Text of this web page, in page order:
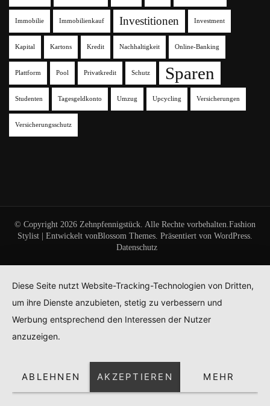
Immobilie Immobilienkauf Investitionen Investment
Kapital Kartons Kredit Nachhaltigkeit Online-Banking
Plattform Pool Privatkredit Schutz Sparen
Studenten Tagesgeldkonto Umzug Upcycling Versicherungen
Versicherungsschutz
© Copyright 2026 Zehnpfennigstück. Alle Rechte vorbehalten.Fashion
Stylist | Entwickelt vonBlossom Themes. Präsentiert von WordPress.
Datenschutz
Diese Seite nutzt Website-Tracking-Technologien von Dritten,
um ihre Dienste anzubieten, stetig zu verbessern und
Werbung entsprechend den Interessen der Nutzer
anzuzeigen.
ABLEHNEN AKZEPTIEREN MEHR